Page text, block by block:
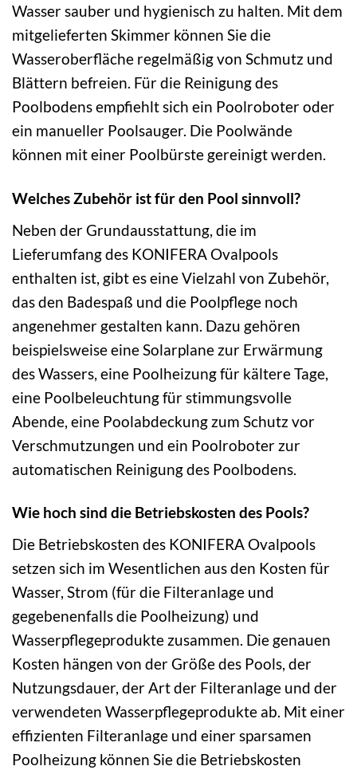
Wasser sauber und hygienisch zu halten. Mit dem
mitgelieferten Skimmer können Sie die
Wasseroberfläche regelmäßig von Schmutz und
Blättern befreien. Für die Reinigung des
Poolbodens empfiehlt sich ein Poolroboter oder
ein manueller Poolsauger. Die Poolwände
können mit einer Poolbürste gereinigt werden.
Welches Zubehör ist für den Pool sinnvoll?
Neben der Grundausstattung, die im
Lieferumfang des KONIFERA Ovalpools
enthalten ist, gibt es eine Vielzahl von Zubehör,
das den Badespaß und die Poolpflege noch
angenehmer gestalten kann. Dazu gehören
beispielsweise eine Solarplane zur Erwärmung
des Wassers, eine Poolheizung für kältere Tage,
eine Poolbeleuchtung für stimmungsvolle
Abende, eine Poolabdeckung zum Schutz vor
Verschmutzungen und ein Poolroboter zur
automatischen Reinigung des Poolbodens.
Wie hoch sind die Betriebskosten des Pools?
Die Betriebskosten des KONIFERA Ovalpools
setzen sich im Wesentlichen aus den Kosten für
Wasser, Strom (für die Filteranlage und
gegebenenfalls die Poolheizung) und
Wasserpflegeprodukte zusammen. Die genauen
Kosten hängen von der Größe des Pools, der
Nutzungsdauer, der Art der Filteranlage und der
verwendeten Wasserpflegeprodukte ab. Mit einer
effizienten Filteranlage und einer sparsamen
Poolheizung können Sie die Betriebskosten